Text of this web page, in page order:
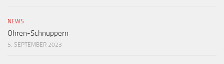
NEWS
Ohren-Schnuppern
5. SEPTEMBER 2023